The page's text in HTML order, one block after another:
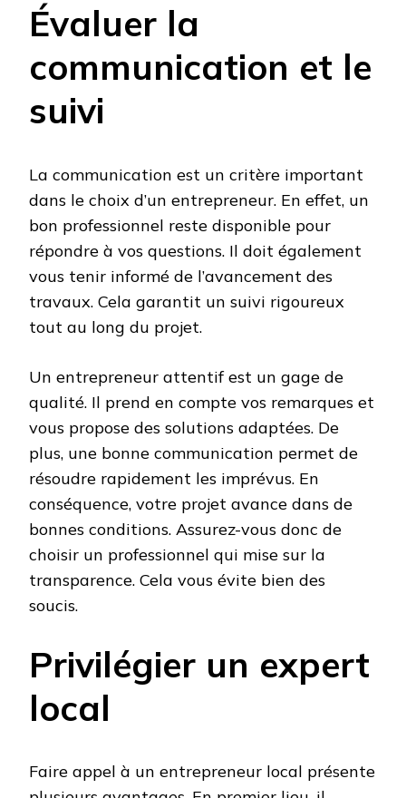
Évaluer la
communication et le
suivi
La communication est un critère important
dans le choix d’un entrepreneur. En effet, un
bon professionnel reste disponible pour
répondre à vos questions. Il doit également
vous tenir informé de l’avancement des
travaux. Cela garantit un suivi rigoureux
tout au long du projet.
Un entrepreneur attentif est un gage de
qualité. Il prend en compte vos remarques et
vous propose des solutions adaptées. De
plus, une bonne communication permet de
résoudre rapidement les imprévus. En
conséquence, votre projet avance dans de
bonnes conditions. Assurez-vous donc de
choisir un professionnel qui mise sur la
transparence. Cela vous évite bien des
soucis.
Privilégier un expert
local
Faire appel à un entrepreneur local présente